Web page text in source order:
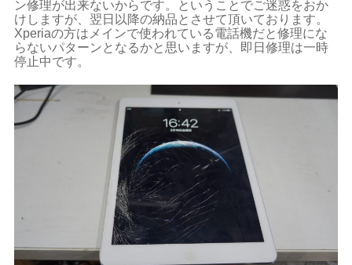
ン修理が出来ないからです。ということでご迷惑をおか
けしますが、翌日以降の納品とさせて頂いております。
Xperiaの方はメインで使われている電話機だと修理にな
らないパターンとなるかと思いますが、即日修理は一時
停止中です。